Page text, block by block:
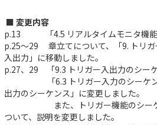
■ 変更内容
p.13 「4.5 リアルタイムモニタ機能
p.25～29 章立てについて、「9. トリガ
入出力」に移動しました。
p.27、29 「9.3 トリガー入出力のシーケ
「6.3 トリガー入力のシーケンス
出力のシーケンス」に変更しました。
また、トリガー機能のシーケン
ついて、説明を変更しました。